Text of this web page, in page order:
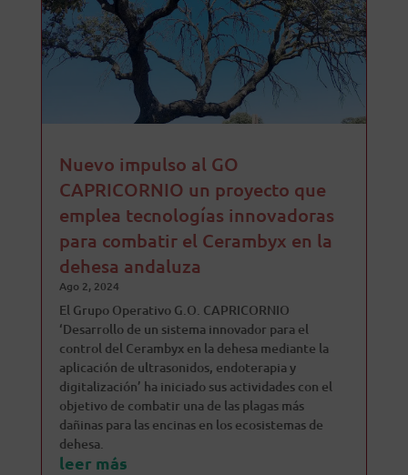
Nuevo impulso al GO
CAPRICORNIO un proyecto que
emplea tecnologías innovadoras
para combatir el Cerambyx en la
dehesa andaluza
Ago 2, 2024
El Grupo Operativo G.O. CAPRICORNIO
‘Desarrollo de un sistema innovador para el
control del Cerambyx en la dehesa mediante la
aplicación de ultrasonidos, endoterapia y
digitalización’ ha iniciado sus actividades con el
objetivo de combatir una de las plagas más
dañinas para las encinas en los ecosistemas de
dehesa.
leer más